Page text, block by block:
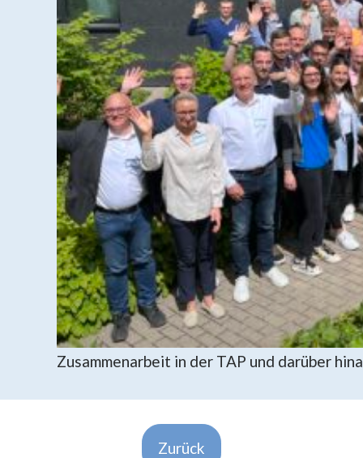
Zusammenarbeit in der TAP und darüber
Zurück